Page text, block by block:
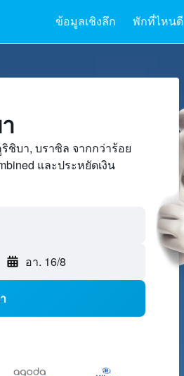
ข้อมูลเชิงลึก พักที่ไหนดี
ชิบา, บราซิล จากกว่าร้อย
และประหยัดเงิน
อา. 16/8